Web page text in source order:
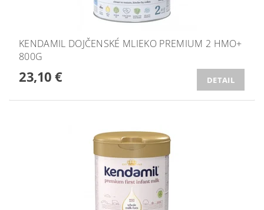
KENDAMIL DOJČENSKÉ MLIEKO PREMIUM 2 HMO+
800G
23,10 € DETAIL